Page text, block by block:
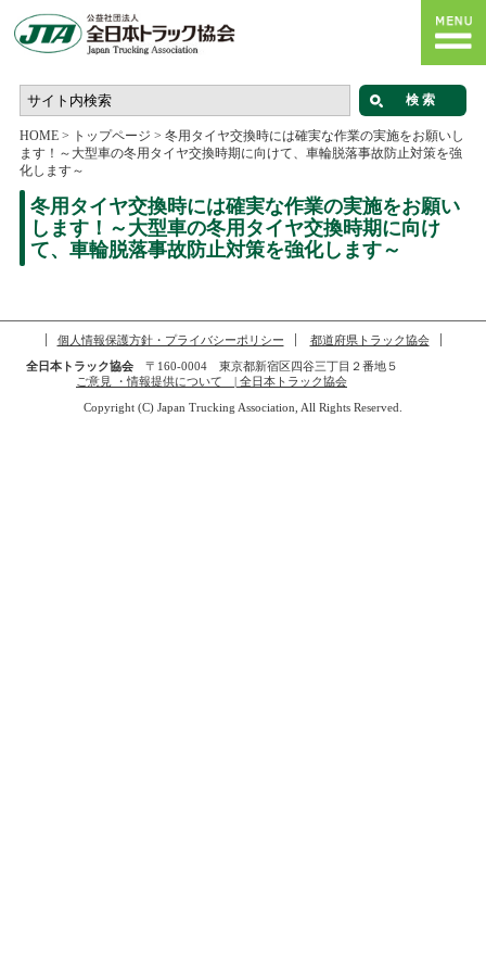
HOME> トップページ > 冬用タイヤ交換時には確実な作業の実施をお願いし
ます！～大型車の冬用タイヤ交換時期に向けて、車輪脱落事故防止対策を強
化します～
冬用タイヤ交換時には確実な作業の実施をお願い
します！～大型車の冬用タイヤ交換時期に向け
て、車輪脱落事故防止対策を強化します～
個人情報保護方針・プライバシーポリシー
都道府県トラック協会
全日本トラック協会〒160-0004 東京都新宿区四谷三丁目２番地５
ご意見 ・情報提供について | 全日本トラック協会
Copyright (C) Japan Trucking Association, All Rights Reserved.